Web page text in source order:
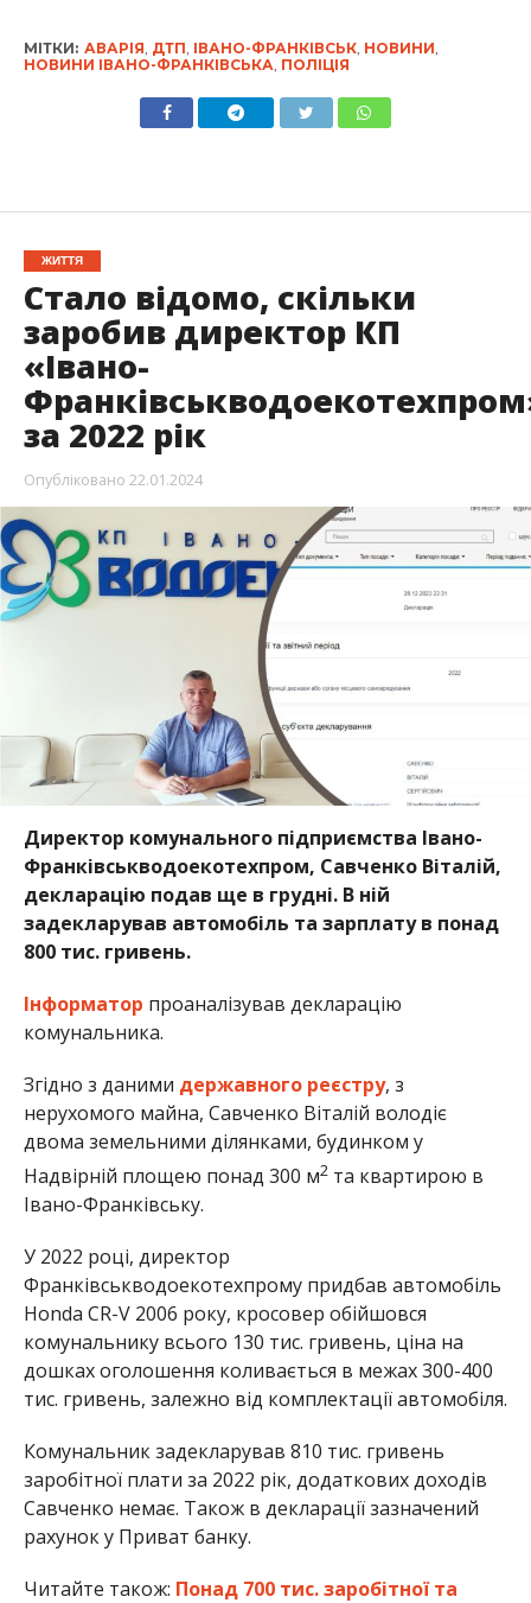
МІТКИ: АВАРІЯ ДТП ІВАНО-ФРАНКІВСЬК, НОВИНИ
НОВИНИ ІВАНО-ФРАНКІВСЬКА ПОЛІЦІЯ
ЖИТТЯ
Стало відомо, скільки
заробив директор КП
«Івано-
за 2022 рік
Опубліковано 22.01.2024
Директор комунального підприємства Івано-
Франківськводоекотехпром, Савченко Віталій,
декларацію подав ще в грудні. В ній
задекларував автомобіль та зарплату в понад
800 тис. гривень.
Інформатор проаналізував декларацію
комунальника.
Згідно з даними державного реєстру, з
нерухомого майна, Савченко Віталій володіє
двома земельними ділянками, будинком у
Надвірній площею понад 300 м2 та квартирою в
Івано-Франківську.
У 2022 році, директор
Франківськводоекотехпрому придбав автомобіль
Honda CR-V 2006 року, кросовер обійшовся
комунальнику всього 130 тис. гривень, ціна на
дошках оголошення коливається в межах 300-400
тис. гривень, залежно від комплектації автомобіля.
Комунальник задекларував 810 тис. гривень
заробітної плати за 2022 рік, додаткових доходів
Савченко немає. Також в декларації зазначений
рахунок у Приват банку.
Читайте також: Понад 700 тис. заробітної та